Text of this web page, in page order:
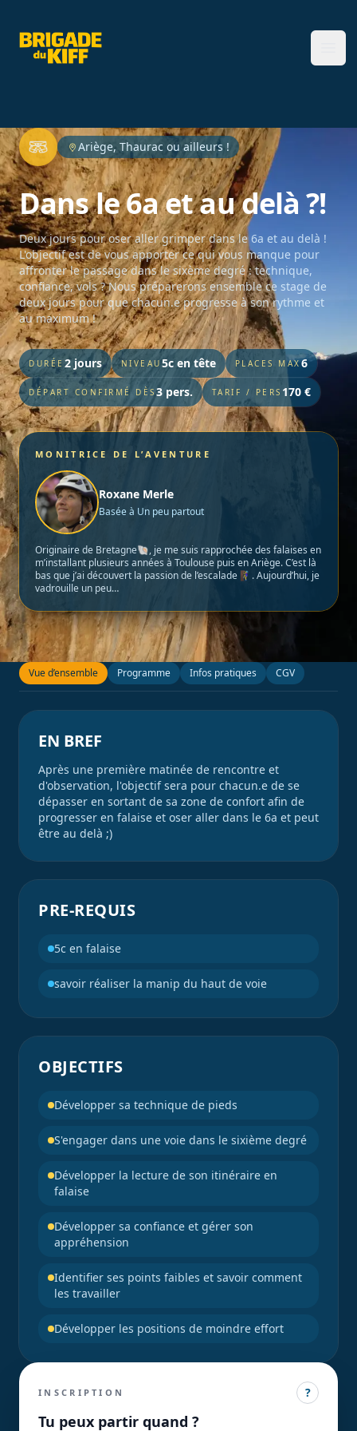
Brigade du Kiff
Ariège, Thaurac ou ailleurs !
Dans le 6a et au delà ?!
Deux jours pour oser aller grimper dans le 6a et au delà !
L'objectif est de vous apporter ce qui vous manque pour
affronter le passage dans le sixème degré : technique,
confiance, vols ? Nous préparerons ensemble ce stage de
deux jours pour que chacun.e progresse à son rythme et
au maximum !
DURÉE 2 jours NIVEAU 5c en tête PLACES MAX6
DÉPART CONFIRMÉ DÈS3 pers. TARIF / PERS 170 €
MONITRICE DE L’AVENTURE
Roxane Merle
Basée à Un peu partout
Originaire de Bretagne🐚, je me suis rapprochée des falaises en
m’installant plusieurs années à Toulouse puis en Ariège. C’est là
bas que j’ai découvert la passion de l’escalade 🧗‍♀️. Aujourd’hui, je
vadrouille un peu…
Vue d’ensemble Programme Infos pratiques CGV
EN BREF
Après une première matinée de rencontre et
d'observation, l'objectif sera pour chacun.e de se
dépasser en sortant de sa zone de confort afin de
progresser en falaise et oser aller dans le 6a et peut
être au delà ;)
PRE-REQUIS
5c en falaise
savoir réaliser la manip du haut de voie
OBJECTIFS
Développer sa technique de pieds
S'engager dans une voie dans le sixième degré
Développer la lecture de son itinéraire en
falaise
Développer sa confiance et gérer son
appréhension
Identifier ses points faibles et savoir comment
les travailler
Développer les positions de moindre effort
INSCRIPTION ?
Tu peux partir quand ?